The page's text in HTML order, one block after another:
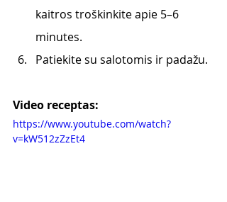
kaitros troškinkite apie 5–6
minutes.
Patiekite su salotomis ir padažu.
Video receptas:
https://www.youtube.com/watch?
v=kW512zZzEt4